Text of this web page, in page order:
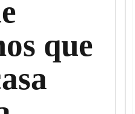
que